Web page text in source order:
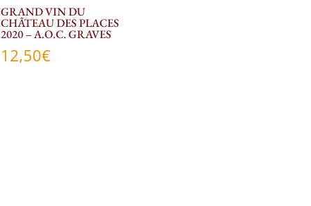
GRAND VIN DU
CHÂTEAU DES PLACES
2020 – A.O.C. GRAVES
12,50€